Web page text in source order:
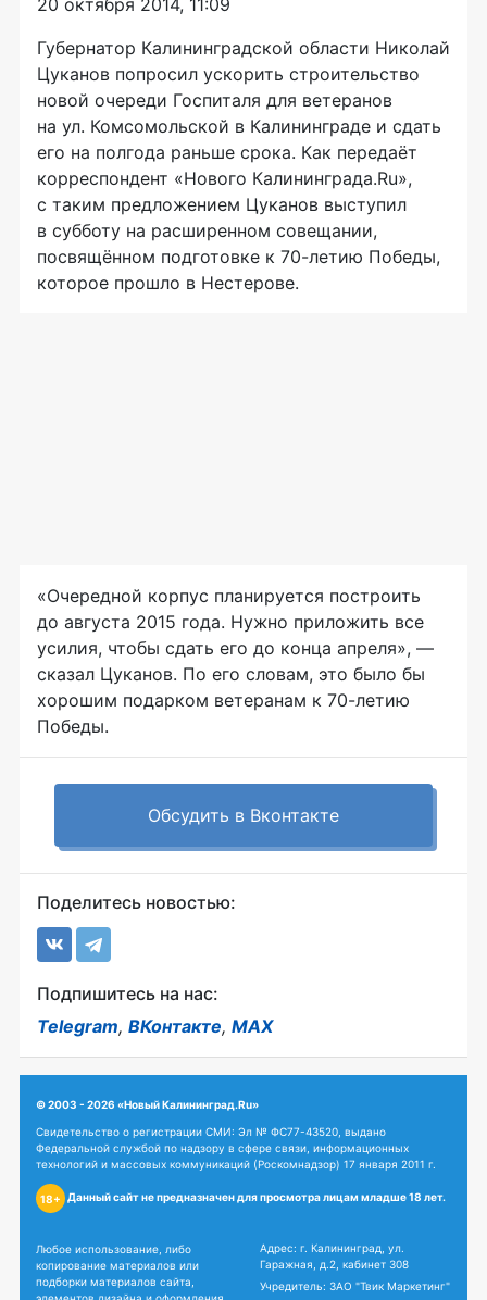
20 октября 2014, 11:09
Губернатор Калининградской области Николай
Цуканов попросил ускорить строительство
новой очереди Госпиталя для ветеранов
на ул. Комсомольской в Калининграде и сдать
его на полгода раньше срока. Как передаёт
корреспондент «Нового Калининграда.Ru»,
с таким предложением Цуканов выступил
в субботу на расширенном совещании,
посвящённом подготовке к 70-летию Победы,
которое прошло в Нестерове.
«Очередной корпус планируется построить
до августа 2015 года. Нужно приложить все
усилия, чтобы сдать его до конца апреля», —
сказал Цуканов. По его словам, это было бы
хорошим подарком ветеранам к 70-летию
Победы.
Обсудить в Вконтакте
Поделитесь новостью:
Подпишитесь на нас:
Telegram, ВКонтакте, MAX
© 2003 - 2026 «Новый Калининград.Ru»
Свидетельство о регистрации СМИ: Эл № ФС77-43520, выдано
Федеральной службой по надзору в сфере связи, информационных
технологий и массовых коммуникаций (Роскомнадзор) 17 января 2011 г.
18+ Данный сайт не предназначен для просмотра лицам младше 18 лет.
Любое использование, либо
копирование материалов или
подборки материалов сайта,
Адрес: г. Калининград, ул.
Гаражная, д.2, кабинет 308
Учредитель: ЗАО "Твик Маркетинг"